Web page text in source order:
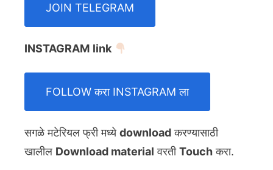
JOIN TELEGRAM
INSTAGRAM link
FOLLOW करा INSTAGRAM ला
सगळे मटेरियल फ्री मध्येdownloadकरण्यासाठी
खालील Download material वरतीTouchकरा.